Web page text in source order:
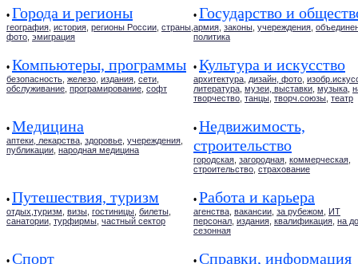
• Города и регионы
география история регионы России страны
фото эмиграция
• Государство и
армия законы учереждения
политика
• Компьютеры, программы
безопасность железо издания сети
обслуживание програмирование софт
• Культура и искусство
архитектура дизайн, фото
литература музеи, выставки музыка
творчество танцы творч.союзы театр
• Медицина
аптеки, лекарства здоровье учереждения
публикации народная медицина
• Недвижимость,
строительство
городская загородная коммерческая
строительство страхование
• Путешествия, туризм
отдых,туризм визы гостиницы билеты
санатории турфирмы частный сектор
• Работа и карьера
агенства вакансии за рубежом
ИТ
персонал издания квалификация на
сезонная
• Спорт • Справки, информация